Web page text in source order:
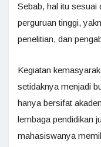
Sebab, hal itu sesuai
perguruan tinggi,
penelitian, dan
Kegiatan
setidaknya menjadi
hanya bersifat
lembaga pendidikan
mahasiswanya